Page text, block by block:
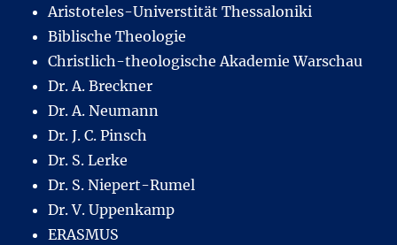
Aristoteles-Universtität Thessaloniki
Biblische Theologie
Christlich-theologische Akademie Warschau
Dr. A. Breckner
Dr. A. Neumann
Dr. J. C. Pinsch
Dr. S. Lerke
Dr. S. Niepert-Rumel
Dr. V. Uppenkamp
ERASMUS